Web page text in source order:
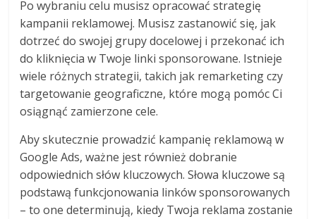
Po wybraniu celu musisz opracować strategię
kampanii reklamowej. Musisz zastanowić się, jak
dotrzeć do swojej grupy docelowej i przekonać ich
do kliknięcia w Twoje linki sponsorowane. Istnieje
wiele różnych strategii, takich jak remarketing czy
targetowanie geograficzne, które mogą pomóc Ci
osiągnąć zamierzone cele.
Aby skutecznie prowadzić kampanię reklamową w
Google Ads, ważne jest również dobranie
odpowiednich słów kluczowych. Słowa kluczowe są
podstawą funkcjonowania linków sponsorowanych
– to one determinują, kiedy Twoja reklama zostanie